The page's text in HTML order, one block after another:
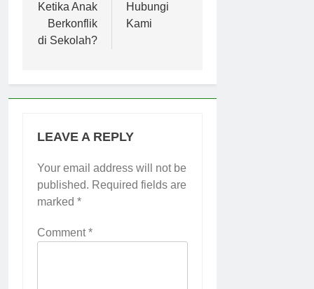
Ketika Anak
Berkonflik
di Sekolah?
Hubungi
Kami
LEAVE A REPLY
Your email address will not be
published. Required fields are
marked *
Comment*